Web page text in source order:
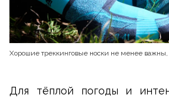
Хорошие треккинговые носки не менее важны,
Для тёплой погоды и